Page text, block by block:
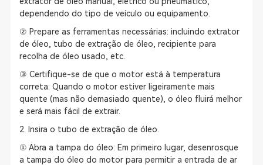
dependendo do tipo de veículo ou equipamento.
② Prepare as ferramentas necessárias: incluindo extrator
de óleo, tubo de extração de óleo, recipiente para
recolha de óleo usado, etc.
③ Certifique-se de que o motor está à temperatura
correta: Quando o motor estiver ligeiramente mais
quente (mas não demasiado quente), o óleo fluirá melhor
e será mais fácil de extrair.
2. Insira o tubo de extração de óleo.
① Abra a tampa do óleo: Em primeiro lugar, desenrosque
a tampa do óleo do motor para permitir a entrada de ar